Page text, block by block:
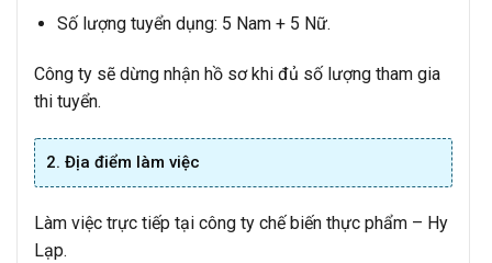
Số lượng tuyển dụng: 5 Nam + 5 Nữ.
Công ty sẽ dừng nhận hồ sơ khi đủ số lượng tham gia
thi tuyển.
2. Địa điểm làm việc
Làm việc trực tiếp tại công ty chế biến thực phẩm – Hy
Lạp.